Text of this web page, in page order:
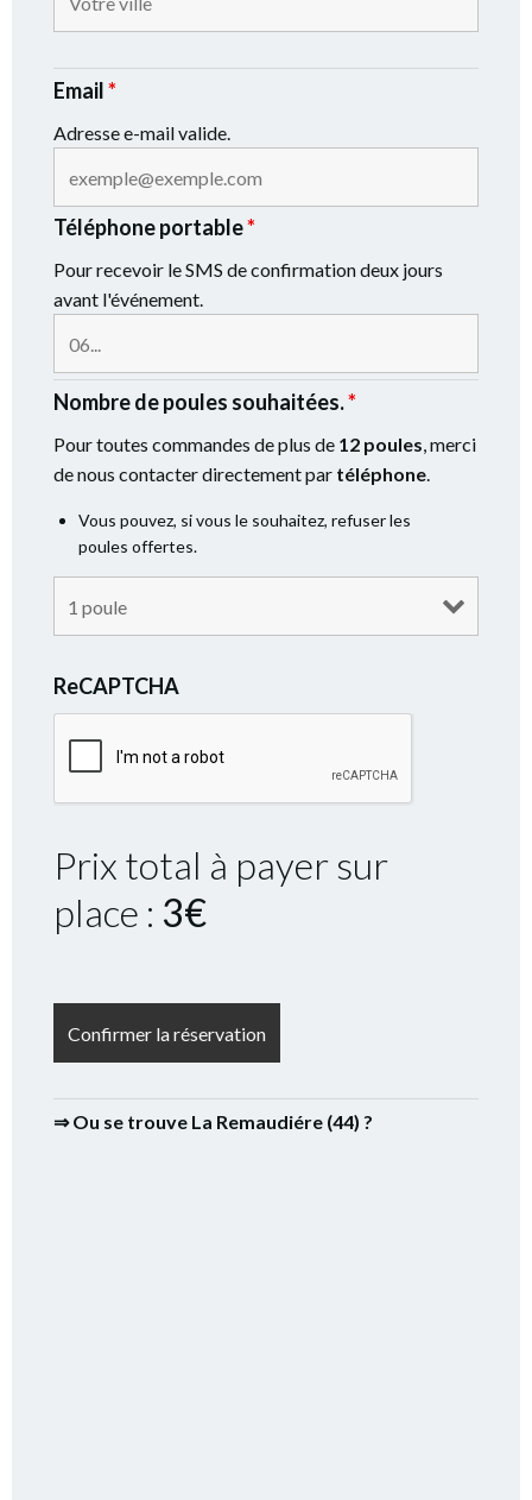
Email*
Adresse e-mail valide.
Téléphone portable*
Pour recevoir le SMS de confirmation deux jours
avant l'événement.
Nombre de poules souhaitées.*
Pour toutes commandes de plus de 12 poules, merci
de nous contacter directement par téléphone.
Vous pouvez, si vous le souhaitez, refuser les
poules offertes.
ReCAPTCHA
Prix total à payer sur
place : 3€
⇒ Ou se trouve La Remaudiére (44) ?